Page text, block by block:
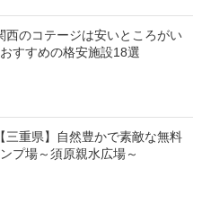
西のコテージは安いところがい
すすめの格安施設18選
【三重県】自然豊かで素敵な無料
プ場～須原親水広場～